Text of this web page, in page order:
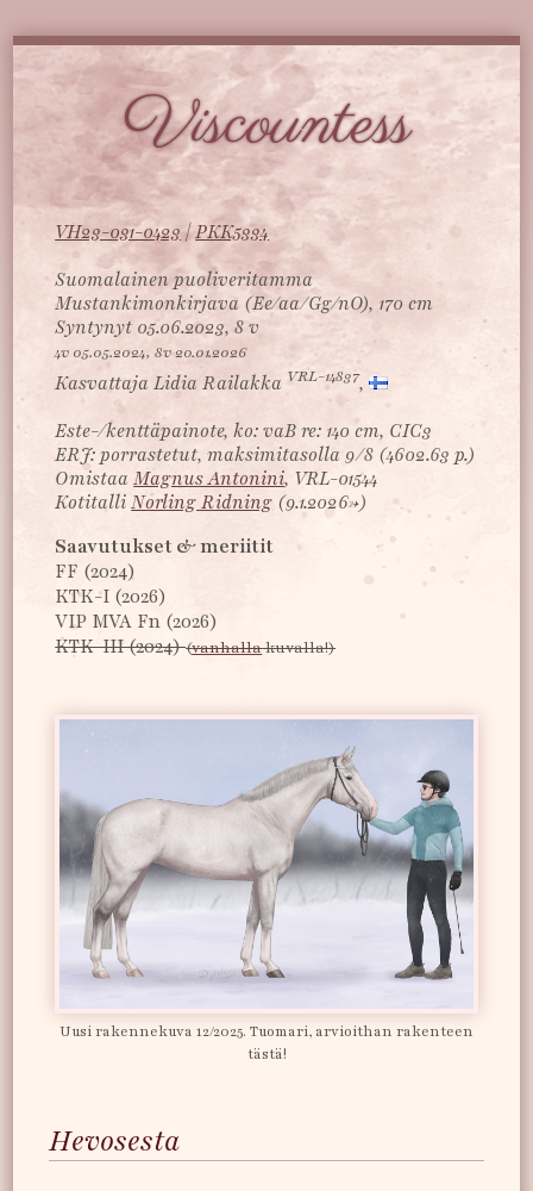
Viscountess
VH23-031-0423|PKK5334
Suomalainen puoliveritamma
Mustankimonkirjava (Ee/aa/Gg/nO), 170 cm
Syntynyt 05.06.2023, 8 v
4v 05.05.2024, 8v 20.01.2026
Kasvattaja Lidia Railakka VRL-14837,
Este-/kenttäpainote, ko: vaB re: 140 cm, CIC3
ERJ: porrastetut, maksimitasolla 9/8 (4602.63 p.)
OmistaaMagnus Antonini, VRL-01544
KotitalliNorling Ridning (9.1.2026->)
Saavutukset & meriitit
FF (2024)
KTK-I (2026)
VIP MVA Fn (2026)
KTK-III (2024)(vanhallakuvalla!)
Uusi rakennekuva 12/2025. Tuomari, arvioithan rakenteen
tästä!
Hevosesta